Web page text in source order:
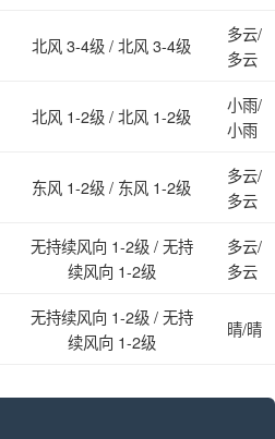
北风 3-4级 / 北风 3-4级
多云/
多云
北风 1-2级 / 北风 1-2级
小雨/
小雨
东风 1-2级 / 东风 1-2级
多云/
多云
无持续风向 1-2级 / 无持
续风向 1-2级
多云/
多云
无持续风向 1-2级 / 无持
续风向 1-2级
晴/晴